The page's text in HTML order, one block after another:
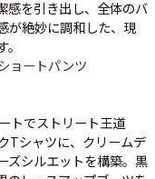
感を引き出し、全体のバ
が絶妙に調和した、現
ョートパンツ
トでストリート王道
Tシャツに、クリームデ
ズシルエットを構築。黒